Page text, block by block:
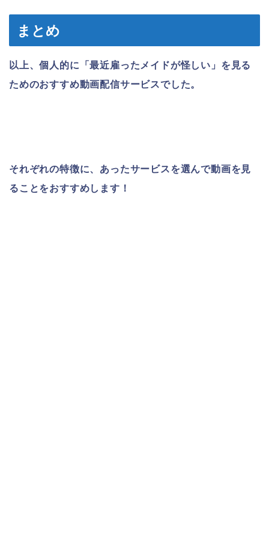
まとめ
以上、個人的に「最近雇ったメイドが怪しい」を見る
ためのおすすめ動画配信サービスでした。
それぞれの特徴に、あったサービスを選んで動画を見
ることをおすすめします！